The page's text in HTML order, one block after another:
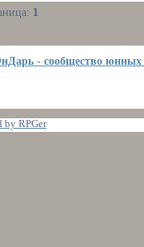
1
- сообщество юнных
by RPGer